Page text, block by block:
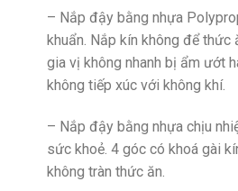
– Nắp đậy bằng nhựa
khuẩn. Nắp kín không để thức
gia vị không nhanh bị ẩm ướt
không tiếp xúc với không khí.
– Nắp đậy bằng nhựa chịu
sức khoẻ. 4 góc có khoá gài
không tràn thức ăn.